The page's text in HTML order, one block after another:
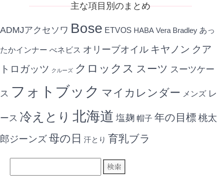
主な項目別のまとめ
ADMJアクセソワ Bose ETVOS HABA Vera Bradley あっ
たかインナー べネビス オリーブオイル キヤノン クア
トロガッツ クルーズ クロックス スーツ スーツケー
ス フォトブック マイカレンダー メンズ レ
ース 冷えとり 北海道 塩麹 帽子 年の目標 桃太
郎ジーンズ母の日 汗とり 育乳ブラ